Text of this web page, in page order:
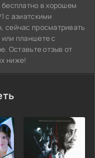
в хорошем
с азиатскими
сейчас просматривать
планшете с
Оставьте отзыв от
ниже!